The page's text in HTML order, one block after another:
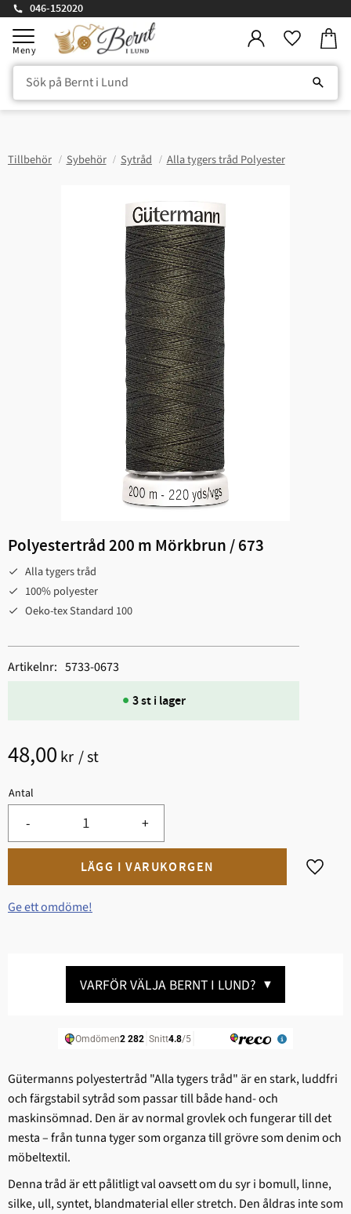
Meny
046-152020
Tillbehör Sybehör Sytråd Alla tygers tråd Polyester
Polyestertråd 200 m Mörkbrun / 673
Alla tygers tråd
100% polyester
Oeko-tex Standard 100
48,00 kr /st
Antal
+
-
Lägg
3 st i lager
Artikelnr 5733-0673
Ge ett omdöme!
VARFÖR VÄLJA BERNT I LUND? ▼
Gütermanns polyestertråd "Alla tygers tråd" är en stark, ludd­fri
och färgstabil sytråd som passar till både hand- och
maskinsömnad. Den är av normal grovlek och fungerar till det
mesta – från tunna tyger som organza till grövre som denim och
möbeltextil.
Denna tråd är ett pålitligt val oavsett om du syr i bomull, linne,
silke, ull, syntet, blandmaterial eller stretch. Den åldras inte som